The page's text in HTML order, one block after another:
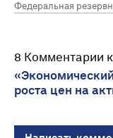
Федеральная
8 Комментарии к
роста цен на